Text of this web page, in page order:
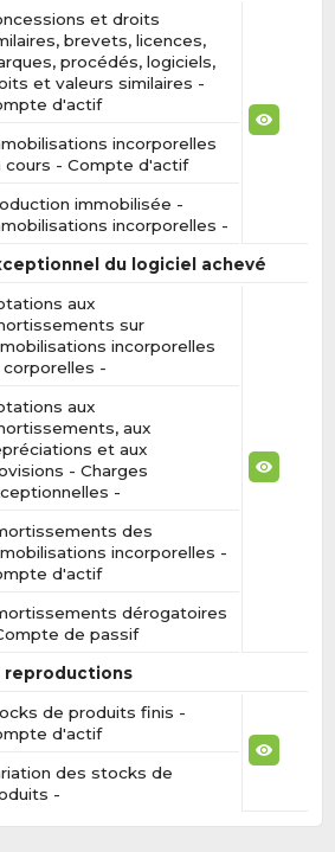
et droits
brevets, licences,
procédés, logiciels,
et valeurs similaires -
d'actif
incorporelles
cours - Compte d'actif
immobilisée -
incorporelles -
du logiciel achevé
aux
sur
incorporelles
-
aux
aux
et aux
- Charges
-
des
incorporelles -
d'actif
dérogatoires
de passif
reproductions
de produits finis -
d'actif
des stocks de
-